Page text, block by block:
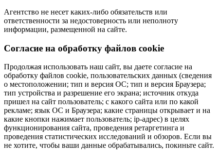
Агентство не несет каких-либо обязательств или
ответственности за недостоверность или неполноту
информации, размещенной на сайте.
Cогласие на обработку файлов cookie
Продолжая использовать наш сайт, вы даете согласие на
обработку файлов cookie, пользовательских данных (сведения
о местоположении; тип и версия ОС; тип и версия Браузера;
тип устройства и разрешение его экрана; источник откуда
пришел на сайт пользователь; с какого сайта или по какой
рекламе; язык ОС и Браузера; какие страницы открывает и на
какие кнопки нажимает пользователь; ip-адрес) в целях
функционирования сайта, проведения ретаргетинга и
проведения статистических исследований и обзоров. Если вы
не хотите, чтобы ваши данные обрабатывались, покиньте сайт.